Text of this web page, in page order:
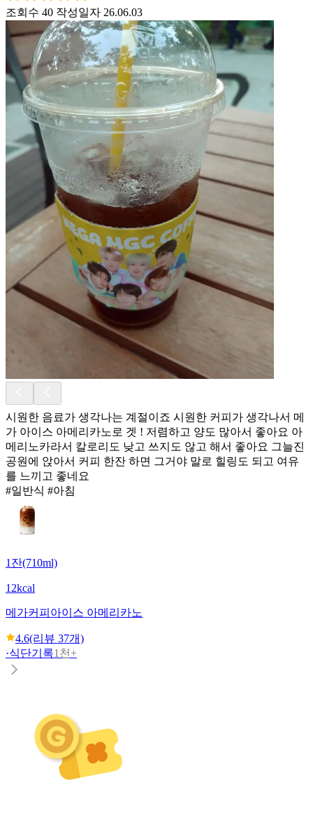
조회수 40 작성일자 26.06.03
시원한 음료가 생각나는 계절이죠 시원한 커피가 생각나서 메
가 아이스 아메리카노로 겟 ! 저렴하고 양도 많아서 좋아요 아
메리노카라서 칼로리도 낮고 쓰지도 않고 해서 좋아요 그늘진
공원에 앉아서 커피 한잔 하면 그거야 말로 힐링도 되고 여유
를 느끼고 좋네요
#일반식 #아침
1잔(710ml)
12kcal
메가커피 아이스 아메리카노
4.6(리뷰 37개)
·식단기록1천+